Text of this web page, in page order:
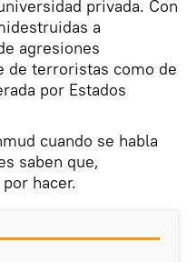
privada. Con
a
agresiones
de terroristas como de
por Estados
cuando se habla
saben que,
hacer.